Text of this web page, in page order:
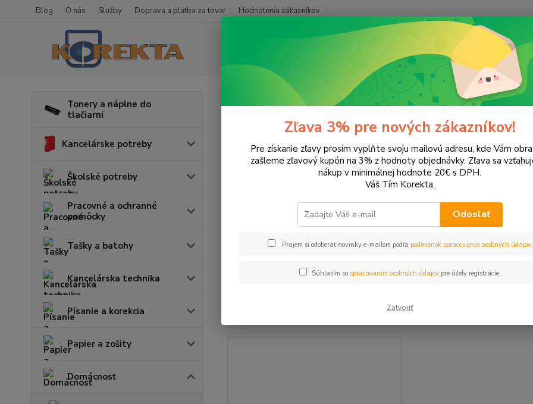
Blog O nás Služby Doprava a platba za tovar Hodnotenia zákazníkov
Tonery a náplne do
tlačiarní
Kancelárske potreby
Školské potreby
Pracovné a ochranné
pomôcky
Tašky a batohy
Kancelárska technika
Písanie a korekcia
Papier a zošity
Domácnosť
Domácnosť Drogéria Do umývačky riadu
Do umývačky riadu
Upresniť parametre
EUR Od
Zľava 3% pre nových zákazníkov!
Pre získanie zľavy prosím vyplňte svoju mailovú adresu, kde Vám
zašleme zľavový kupón na 3% z hodnoty objednávky. Zľava sa
nákup v minimálnej hodnote 20€ s DPH.
Váš Tím Korekta.
Odoslať
Prajem si odoberať novinky e-mailom podľa podmienok spracovania osobných údajov.
Súhlasím so spracovaním osobných údajovpre účely registrácie.
Zatvoriť